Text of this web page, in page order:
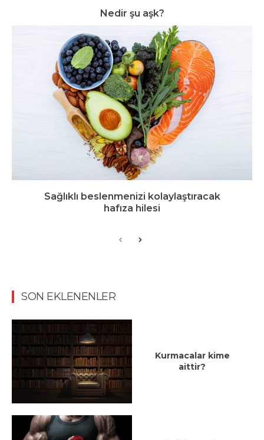
Nedir şu aşk?
Sağlıklı beslenmenizi kolaylaştıracak
hafıza hilesi
SON EKLENENLER
Kurmacalar kime
aittir?